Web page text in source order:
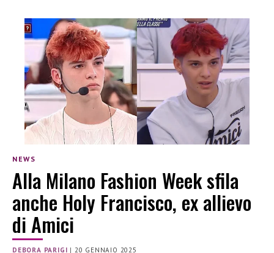
NEWS
Alla Milano Fashion Week sfila
anche Holy Francisco, ex allievo
di Amici
DEBORA PARIGI | 20 GENNAIO 2025